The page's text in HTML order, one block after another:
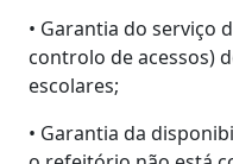
• Garantia do serviço
controlo de acessos)
escolares;
• Garantia da